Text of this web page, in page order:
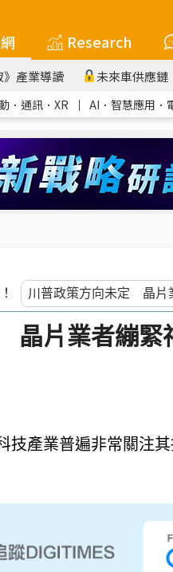
Research
》產業導讀 未來車供應鏈
．通訊．XR ｜ AI．智慧應用．
晶片業者繃緊
技產業普遍非常關注